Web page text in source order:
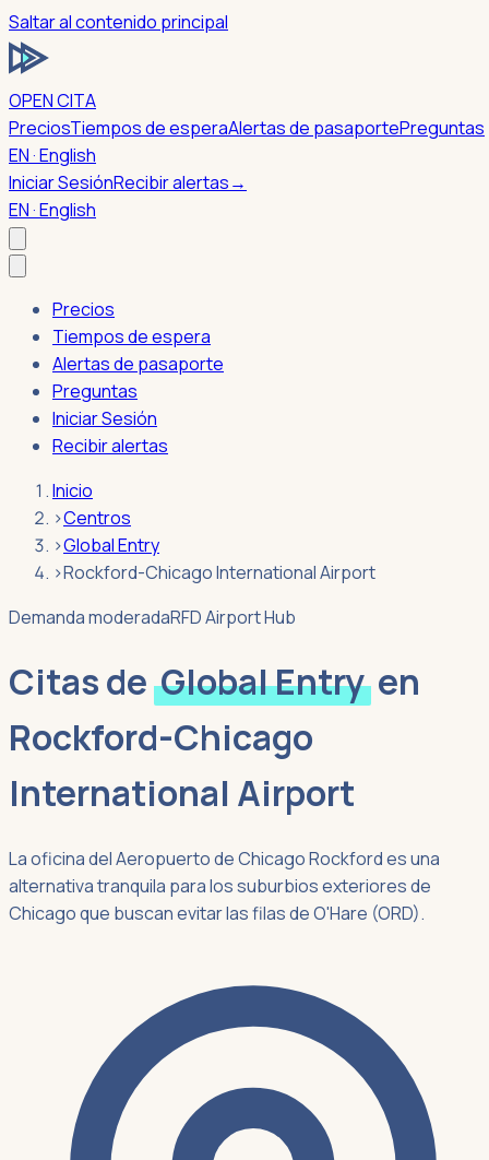
Saltar al contenido principal
OPEN CITA
PreciosTiempos de esperaAlertas de pasaportePreguntas
EN · English
Iniciar SesiónRecibir alertas→
EN · English
Precios
Tiempos de espera
Alertas de pasaporte
Preguntas
Iniciar Sesión
Recibir alertas
Inicio
›Centros
›Global Entry
›Rockford-Chicago International Airport
Demanda moderadaRFD Airport Hub
Citas de Global Entry en
Rockford-Chicago
International Airport
La oficina del Aeropuerto de Chicago Rockford es una
alternativa tranquila para los suburbios exteriores de
Chicago que buscan evitar las filas de O'Hare (ORD).